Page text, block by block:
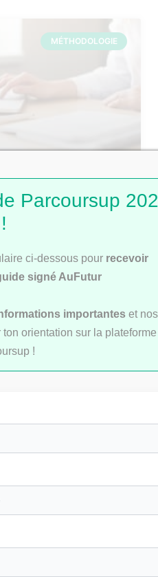
MÉTHODOLOGIE
de révision ?
Parcoursup
!
ci-dessous pour recevoir
signé AuFutur
importantes et nos
orientation sur la plateforme
!